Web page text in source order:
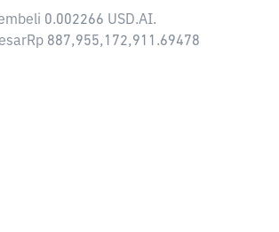
0.002266 USD.AI.
887,955,172,911.69478